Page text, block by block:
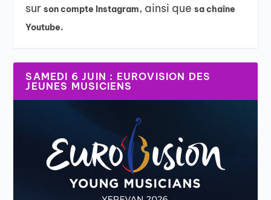
surson compte Instagram, ainsi quesa chaîne
Youtube.
SAMEDI 6 JUIN : EUROVISION DES
JEUNES MUSICIENS